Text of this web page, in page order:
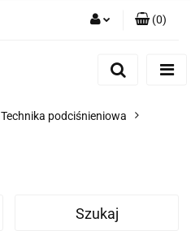
Dodaj zgłoszenie
(0)
Technika podciśnieniowa
Szukaj